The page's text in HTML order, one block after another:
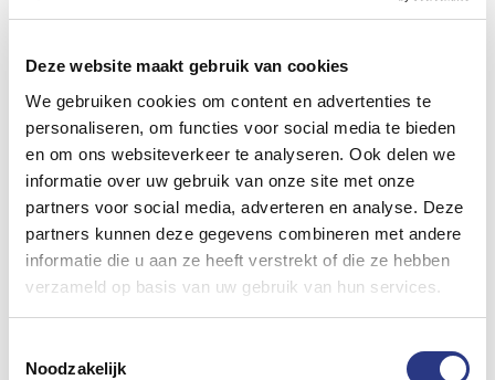
Deze website maakt gebruik van cookies
We gebruiken cookies om content en advertenties te
personaliseren, om functies voor social media te bieden
en om ons websiteverkeer te analyseren. Ook delen we
informatie over uw gebruik van onze site met onze
partners voor social media, adverteren en analyse. Deze
partners kunnen deze gegevens combineren met andere
informatie die u aan ze heeft verstrekt of die ze hebben
verzameld op basis van uw gebruik van hun services.
Noodzakelijk
achterwandkasten. Voor een complete
lichtinstallatie kunt u ook terecht bij Rinico. Denk
hierbij aan spots en kroonluchters. In de
wintermaanden is een verwarmde tent mogelijk
en in de zomer kunnen wij zorgen voor een airco
installatie. Tevens kunt u zeer nette
toiletvoorzieningen (ook mindervalide) bij ons
huren.
Bekijk alle inrichtingsmogelijkheden »